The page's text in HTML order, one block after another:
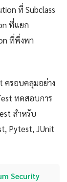
ที่ Subclass
ที่แยก
ที่พึ่งพา
ครอบคลุมอย่าง
ทดสอบการ
สำหรับ
Pytest, JUnit
Security